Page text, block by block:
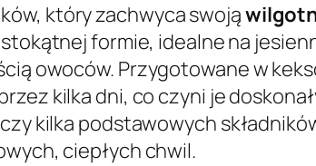
który zachwyca swoją
formie, idealne na
owoców. Przygotowane w
kilka dni, co czyni je
kilka podstawowych
ciepłych chwil.